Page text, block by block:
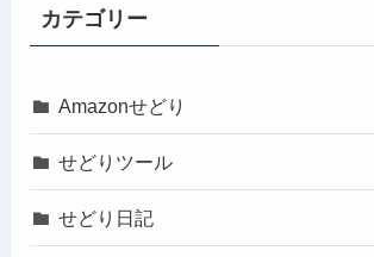
カテゴリー
Amazonせどり
せどりツール
せどり日記